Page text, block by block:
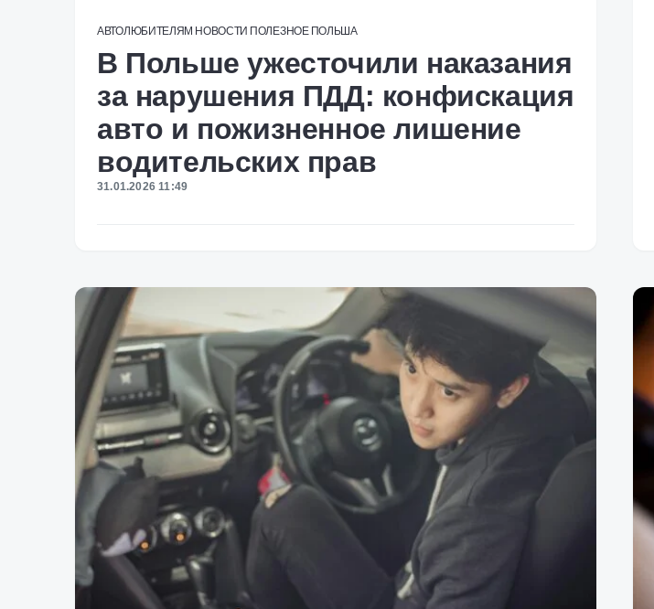
АВТОЛЮБИТЕЛЯМ НОВОСТИ ПОЛЕЗНОЕ ПОЛЬША
В Польше ужесточили наказания
за нарушения ПДД: конфискация
авто и пожизненное лишение
водительских прав
31.01.2026 11:49